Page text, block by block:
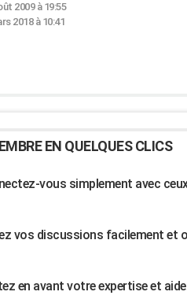
2009 à 19:55
2018 à 10:41
EN QUELQUES CLICS
vous simplement avec
vos discussions facilement et
en avant votre expertise et